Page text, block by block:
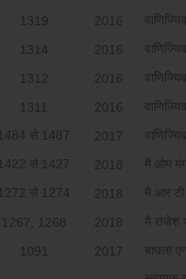
1319 2016
1314 2016
1312 2016
1311 2016
1484 से 1487 2017
1422 से 1427 2018 मै ओम
1272 से 1274 2018 मै आर
1267, 1268 2018 मै राजेश
1091 2017 बाघला